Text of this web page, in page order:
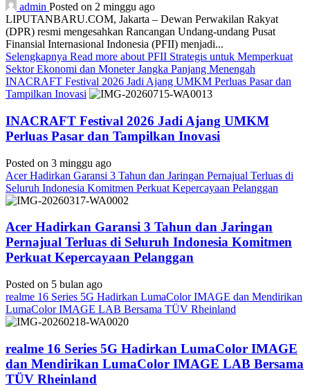
admin Posted on 2 minggu ago
LIPUTANBARU.COM, Jakarta – Dewan Perwakilan Rakyat
(DPR) resmi mengesahkan Rancangan Undang-undang Pusat
Finansial Internasional Indonesia (PFII) menjadi...
Selengkapnya Read more about PFII Strategis untuk Memperkuat
Sektor Ekonomi dan Moneter Jangka Panjang Menengah
INACRAFT Festival 2026 Jadi Ajang UMKM Perluas Pasar dan
Tampilkan Inovasi
INACRAFT Festival 2026 Jadi Ajang UMKM
Perluas Pasar dan Tampilkan Inovasi
Posted on 3 minggu ago
Acer Hadirkan Garansi 3 Tahun dan Jaringan Pernajual Terluas di
Seluruh Indonesia Komitmen Perkuat Kepercayaan Pelanggan
Acer Hadirkan Garansi 3 Tahun dan Jaringan
Pernajual Terluas di Seluruh Indonesia Komitmen
Perkuat Kepercayaan Pelanggan
Posted on 5 bulan ago
realme 16 Series 5G Hadirkan LumaColor IMAGE dan Mendirikan
LumaColor IMAGE LAB Bersama TÜV Rheinland
realme 16 Series 5G Hadirkan LumaColor IMAGE
dan Mendirikan LumaColor IMAGE LAB Bersama
TÜV Rheinland